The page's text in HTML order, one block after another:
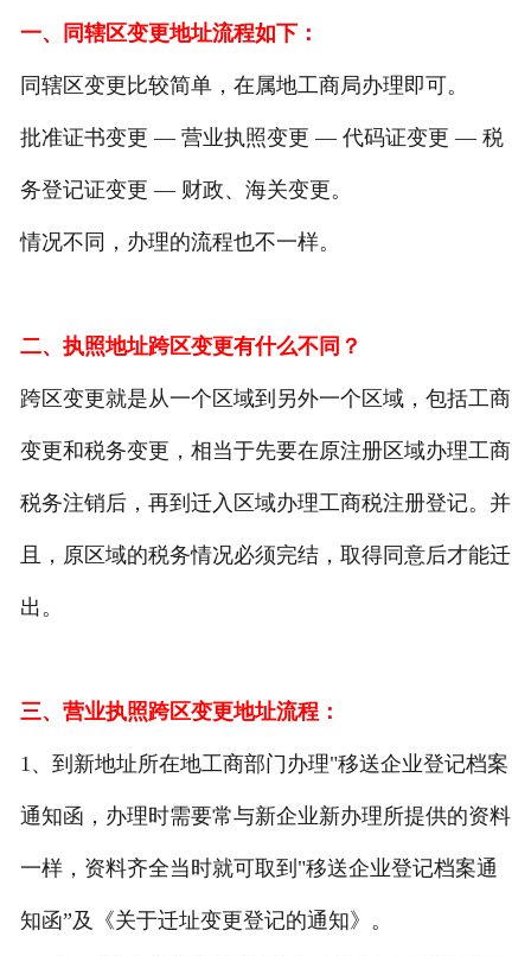
一、同辖区变更地址流程如下：
同辖区变更比较简单，在属地工商局办理即可。
批准证书变更 — 营业执照变更 — 代码证变更 — 税
务登记证变更 — 财政、海关变更。
情况不同，办理的流程也不一样。
二、执照地址跨区变更有什么不同？
跨区变更就是从一个区域到另外一个区域，包括工商
变更和税务变更，相当于先要在原注册区域办理工商
税务注销后，再到迁入区域办理工商税注册登记。并
且，原区域的税务情况必须完结，取得同意后才能迁
出。
三、营业执照跨区变更地址流程：
1、到新地址所在地工商部门办理"移送企业登记档案
通知函，办理时需要常与新企业新办理所提供的资料
一样，资料齐全当时就可取到"移送企业登记档案通
知函”及《关于迁址变更登记的通知》。